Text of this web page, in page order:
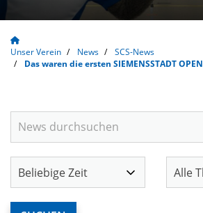
Unser Verein News
SCS-News
Das waren die ersten SIEMENSSTADT OPEN